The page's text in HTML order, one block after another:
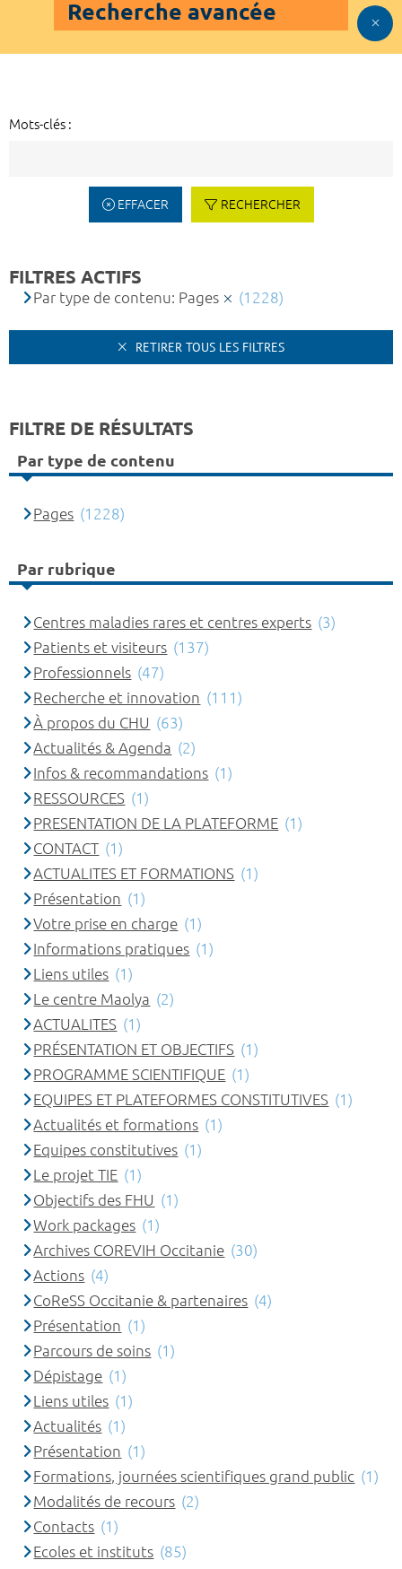
Recherche avancée
Mots-clés :
EFFACER RECHERCHER
FILTRES ACTIFS
Par type de contenu: Pages (1228)
RETIRER TOUS LES FILTRES
FILTRE DE RÉSULTATS
Par type de contenu
Pages (1228)
Par rubrique
Centres maladies rares et centres experts (3)
Patients et visiteurs (137)
Professionnels (47)
Recherche et innovation (111)
À propos du CHU (63)
Actualités & Agenda (2)
Infos & recommandations (1)
RESSOURCES (1)
PRESENTATION DE LA PLATEFORME (1)
CONTACT (1)
ACTUALITES ET FORMATIONS (1)
Présentation (1)
Votre prise en charge (1)
Informations pratiques (1)
Liens utiles (1)
Le centre Maolya (2)
ACTUALITES (1)
PRÉSENTATION ET OBJECTIFS (1)
PROGRAMME SCIENTIFIQUE (1)
EQUIPES ET PLATEFORMES CONSTITUTIVES (1)
Actualités et formations (1)
Equipes constitutives (1)
Le projet TIE (1)
Objectifs des FHU (1)
Work packages (1)
Archives COREVIH Occitanie (30)
Actions (4)
CoReSS Occitanie & partenaires (4)
Présentation (1)
Parcours de soins (1)
Dépistage (1)
Liens utiles (1)
Actualités (1)
Présentation (1)
Formations, journées scientifiques grand public (1)
Modalités de recours (2)
Contacts (1)
Ecoles et instituts (85)